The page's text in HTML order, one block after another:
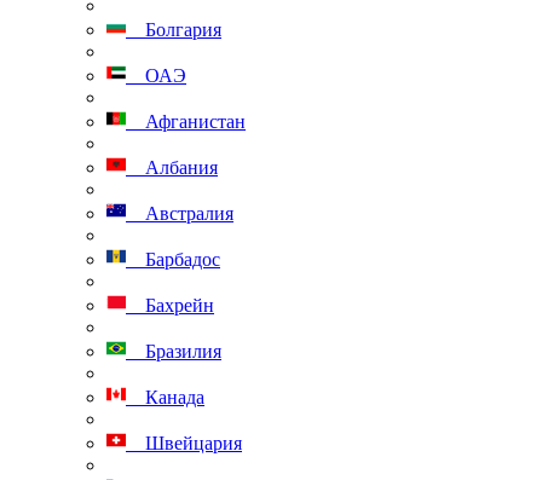
Болгария
ОАЭ
Афганистан
Албания
Австралия
Барбадос
Бахрейн
Бразилия
Канада
Швейцария